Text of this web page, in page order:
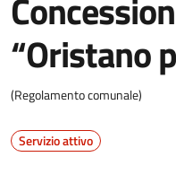
“Oristano
(Regolamento comunale)
Servizio attivo